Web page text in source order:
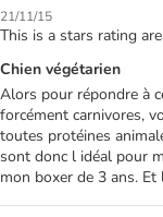
21/11/15
This is a stars rating
Chien végétarien
Alors pour répondre à
forcément carnivores,
toutes protéines
sont donc l idéal pour
mon boxer de 3 ans.